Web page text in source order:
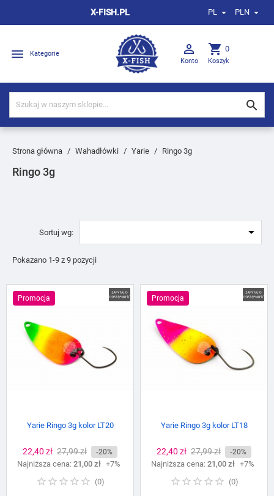
X-FISH.PL PL  PLN 
 Kategorie 
Konto
shopping_cart 0
Koszyk

Strona główna Wahadłówki Yarie Ringo 3g
Ringo 3g
Sortuj wg: 
Pokazano 1-9 z 9 pozycji
Promocja
Yarie Ringo 3g kolor LT20
Cena
22,40 zł Cena
podstawowa
27,99 zł -20%
Najniższa cena: 21,00 zł +7%
(0)
Promocja
Yarie Ringo 3g kolor LT18
Cena
22,40 zł Cena
podstawowa
27,99 zł -20%
Najniższa cena: 21,00 zł +7%
(0)